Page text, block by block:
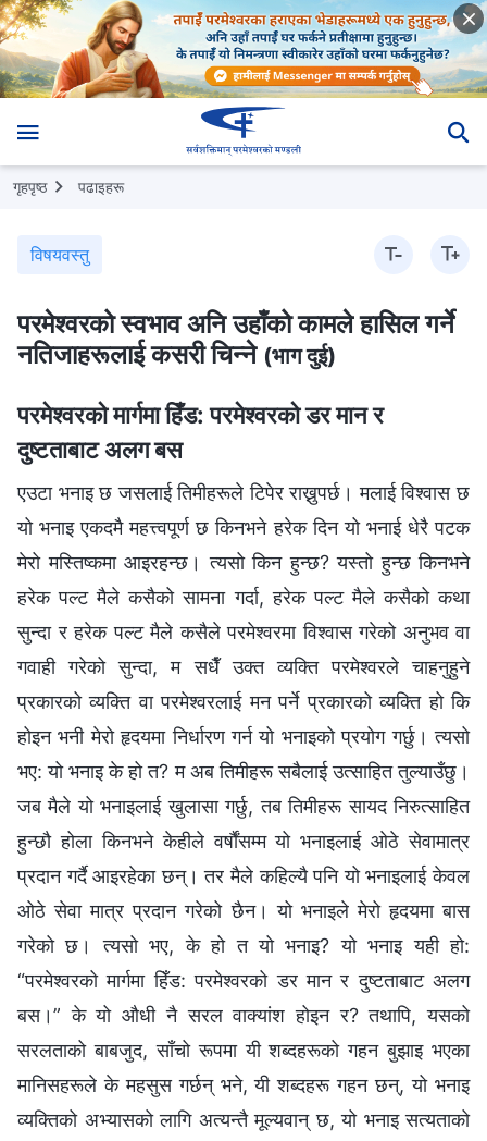
गृहपृष्ठ पढाइहरू
विषयवस्तु
परमेश्‍वरको स्वभाव अनि उहाँको कामले हासिल गर्ने
नतिजाहरूलाई कसरी चिन्ने (भाग दुई)
परमेश्‍वरको मार्गमा हिँड: परमेश्‍वरको डर मान र
दुष्टताबाट अलग बस
एउटा भनाइ छ जसलाई तिमीहरूले टिपेर राख्नुपर्छ। मलाई विश्‍वास छ
यो भनाइ एकदमै महत्त्वपूर्ण छ किनभने हरेक दिन यो भनाई धेरै पटक
मेरो मस्तिष्कमा आइरहन्छ। त्यसो किन हुन्छ? यस्तो हुन्छ किनभने
हरेक पल्ट मैले कसैको सामना गर्दा, हरेक पल्ट मैले कसैको कथा
सुन्दा र हरेक पल्ट मैले कसैले परमेश्‍वरमा विश्‍वास गरेको अनुभव वा
गवाही गरेको सुन्दा, म सधैँ उक्त व्यक्ति परमेश्‍वरले चाहनुहुने
प्रकारको व्यक्ति वा परमेश्‍वरलाई मन पर्ने प्रकारको व्यक्ति हो कि
होइन भनी मेरो हृदयमा निर्धारण गर्न यो भनाइको प्रयोग गर्छु। त्यसो
भए: यो भनाइ के हो त? म अब तिमीहरू सबैलाई उत्साहित तुल्याउँछु।
जब मैले यो भनाइलाई खुलासा गर्छु, तब तिमीहरू सायद निरुत्साहित
हुन्छौ होला किनभने केहीले वर्षौंसम्‍म यो भनाइलाई ओठे सेवामात्र
प्रदान गर्दै आइरहेका छन्। तर मैले कहिल्यै पनि यो भनाइलाई केवल
ओठे सेवा मात्र प्रदान गरेको छैन। यो भनाइले मेरो हृदयमा बास
गरेको छ। त्यसो भए, के हो त यो भनाइ? यो भनाइ यही हो:
“परमेश्‍वरको मार्गमा हिँड: परमेश्‍वरको डर मान र दुष्टताबाट अलग
बस।” के यो औधी नै सरल वाक्यांश होइन र? तथापि, यसको
सरलताको बाबजुद, साँचो रूपमा यी शब्दहरूको गहन बुझाइ भएका
मानिसहरूले के महसुस गर्छन् भने, यी शब्दहरू गहन छन्, यो भनाइ
व्यक्तिको अभ्यासको लागि अत्यन्तै मूल्यवान् छ, यो भनाइ सत्यताको